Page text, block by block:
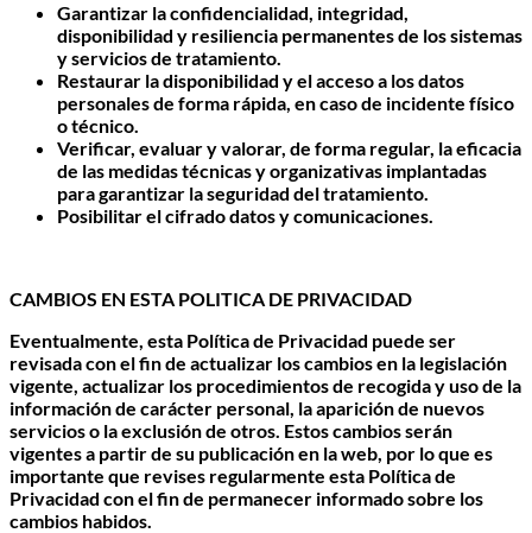
Garantizar la confidencialidad, integridad,
disponibilidad y resiliencia permanentes de los sistemas
y servicios de tratamiento.
Restaurar la disponibilidad y el acceso a los datos
personales de forma rápida, en caso de incidente físico
o técnico.
Verificar, evaluar y valorar, de forma regular, la eficacia
de las medidas técnicas y organizativas implantadas
para garantizar la seguridad del tratamiento.
Posibilitar el cifrado datos y comunicaciones.
CAMBIOS EN ESTA POLITICA DE PRIVACIDAD
Eventualmente, esta Política de Privacidad puede ser
revisada con el fin de actualizar los cambios en la legislación
vigente, actualizar los procedimientos de recogida y uso de la
información de carácter personal, la aparición de nuevos
servicios o la exclusión de otros. Estos cambios serán
vigentes a partir de su publicación en la web, por lo que es
importante que revises regularmente esta Política de
Privacidad con el fin de permanecer informado sobre los
cambios habidos.